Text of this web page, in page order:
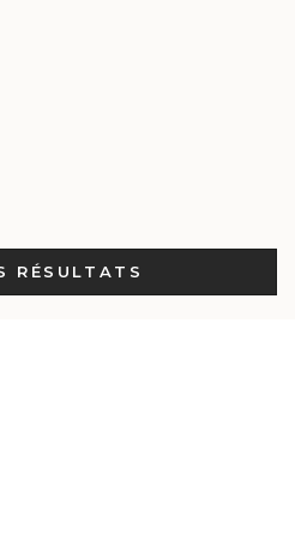
RÉSULTATS